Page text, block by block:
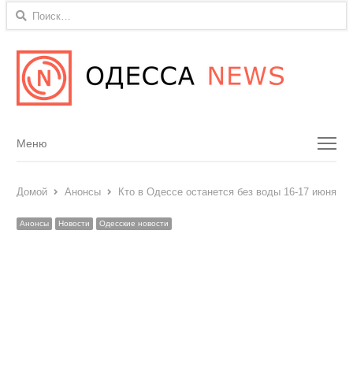
Найти:
Menu
Меню
Домой Анонсы Кто в Одессе останется без воды 16-17 июня
Анонсы Новости Одесские новости